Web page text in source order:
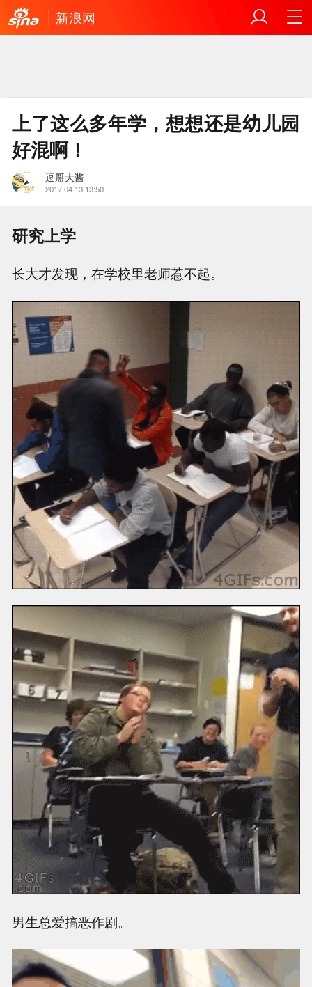
新浪网
上了这么多年学，想想还是幼儿园
好混啊！
逗掰大酱
2017.04.13 13:50
研究上学
长大才发现，在学校里老师惹不起。
男生总爱搞恶作剧。